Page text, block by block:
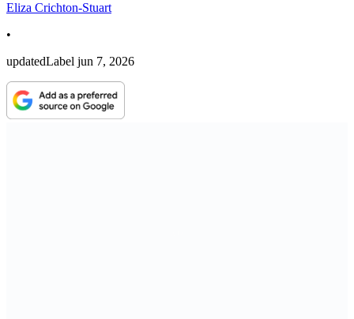
Eliza Crichton-Stuart
•
updatedLabel jun 7, 2026